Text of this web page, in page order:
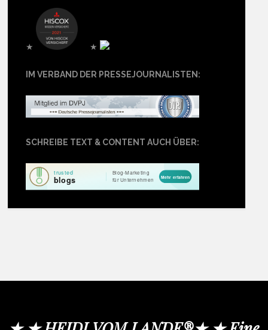
★ ★
IM VERBAND DER PRESSEJOURNALISTEN:
SCHREIBE TEXT & CONTENT AUCH ÜBER: